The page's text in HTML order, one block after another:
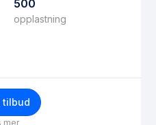
500
opplastning
tilbud
mer